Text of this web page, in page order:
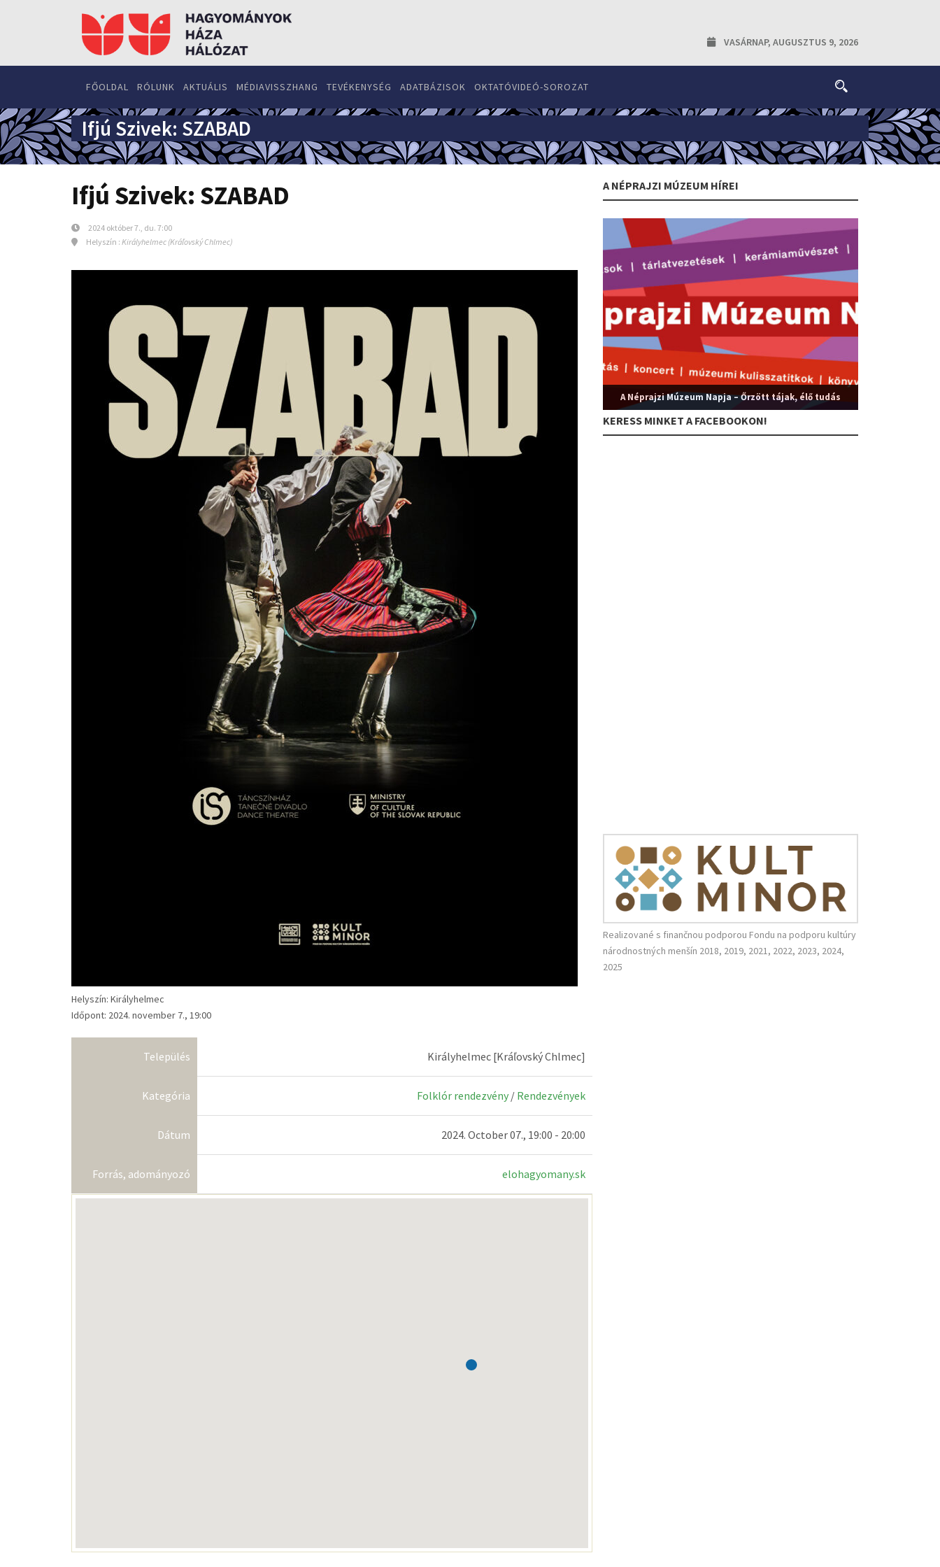
VASÁRNAP, AUGUSZTUS 9, 2026
FŐOLDAL RÓLUNK AKTUÁLIS MÉDIAVISSZHANG TEVÉKENYSÉG ADATBÁZISOK OKTATÓVIDEÓ-SOROZAT
Ifjú Szivek: SZABAD
Ifjú Szivek: SZABAD
2024 október 7., du. 7:00
Helyszín : Királyhelmec (Kráľovský Chlmec)
Helyszín: Királyhelmec
Időpont: 2024. november 7., 19:00
Település Királyhelmec [Kráľovský Chlmec]
Kategória Folklór rendezvény / Rendezvények
Dátum 2024. October 07., 19:00 - 20:00
Forrás, adományozó elohagyomany.sk
A NÉPRAJZI MÚZEUM HÍREI
A Néprajzi Múzeum Napja – Őrzött tájak, élő tudás
KERESS MINKET A FACEBOOKON!
Realizované s finančnou podporou Fondu na podporu kultúry
národnostných menšín 2018, 2019, 2021, 2022, 2023, 2024,
2025